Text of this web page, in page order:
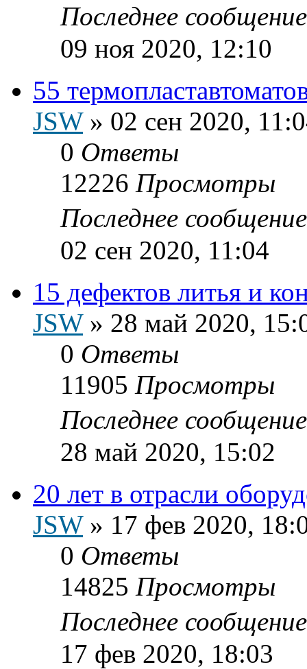
Последнее
09 ноя 2020, 12:10
55
JSW» 02 сен 2020,
0 Ответы
12226 Просмотры
Последнее
02 сен 2020, 11:04
15 дефектов литья и
JSW» 28 май 2020,
0 Ответы
11905 Просмотры
Последнее
28 май 2020, 15:02
20 лет в отрасли
JSW» 17 фев 2020,
0 Ответы
14825 Просмотры
Последнее
17 фев 2020, 18:03